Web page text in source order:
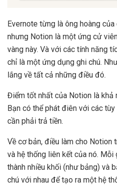
Evernote từng là ông hoàng
nhưng Notion là một ứng cử
vàng này. Và với các tính năng
chỉ là một ứng dụng ghi chú.
lắng về tất cả những điều đó.
Điểm tốt nhất của Notion là khả
Bạn có thể phát điên với các
cần phải trả tiền.
Về cơ bản, điều làm cho Notion
và hệ thống liên kết của nó.
thành nhiều khối (như bảng) và
chú với nhau để tạo ra một hệ